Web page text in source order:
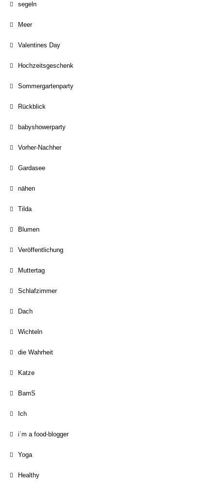
segeln
Meer
Valentines Day
Hochzeitsgeschenk
Sommergartenparty
Rückblick
babyshowerparty
Vorher-Nachher
Gardasee
nähen
Tilda
Blumen
Veröffentlichung
Muttertag
Schlafzimmer
Dach
Wichteln
die Wahrheit
Katze
BamS
Ich
i´m a food-blogger
Yoga
Healthy